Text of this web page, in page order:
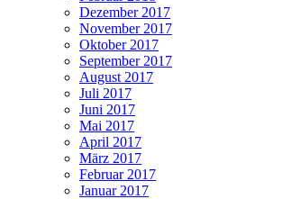
Dezember 2017
November 2017
Oktober 2017
September 2017
August 2017
Juli 2017
Juni 2017
Mai 2017
April 2017
März 2017
Februar 2017
Januar 2017